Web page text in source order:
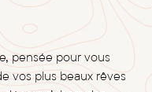
pensée pour vous
vos plus beaux rêves